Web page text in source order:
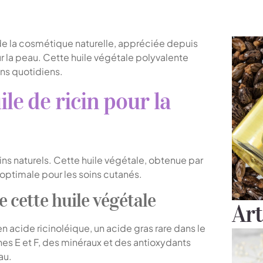
la cosmétique naturelle, appréciée depuis
la peau. Cette huile végétale polyvalente
quotidiens.
de ricin pour la
naturels. Cette huile végétale, obtenue par
pour les soins cutanés.
cette huile végétale
acide ricinoléique, un acide gras rare dans le
E et F, des minéraux et des antioxydants